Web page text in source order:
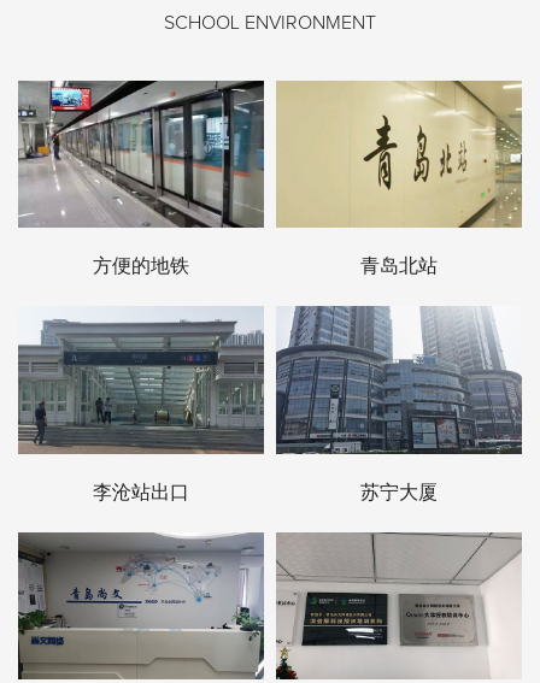
SCHOOL ENVIRONMENT
方便的地铁 青岛北站
李沧站出口 苏宁大厦